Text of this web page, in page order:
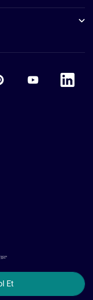
Et
PinterestAccor Youtube
Accor